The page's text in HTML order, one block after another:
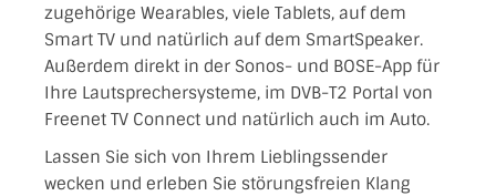
zugehörige Wearables, viele Tablets, auf dem
Smart TV und natürlich auf dem SmartSpeaker.
Außerdem direkt in der Sonos- und BOSE-App für
Ihre Lautsprechersysteme, im DVB-T2 Portal von
Freenet TV Connect und natürlich auch im Auto.
Lassen Sie sich von Ihrem Lieblingssender
wecken und erleben Sie störungsfreien Klang